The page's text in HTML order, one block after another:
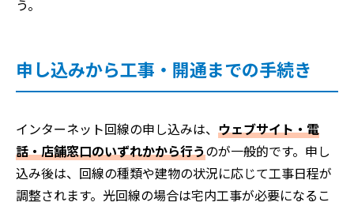
う。
申し込みから工事・開通までの手続き
インターネット回線の申し込みは、 ウェブサイト・電
話・店舗窓口のいずれかから行うのが一般的です。申し
込み後は、回線の種類や建物の状況に応じて工事日程が
調整されます。光回線の場合は宅内工事が必要になるこ